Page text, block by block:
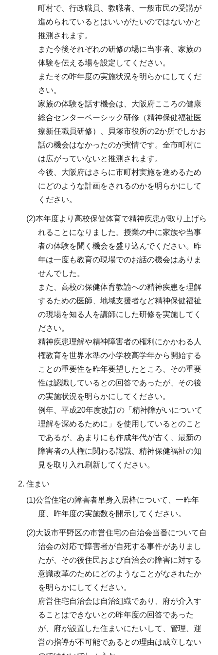
町村で、行政職員、教職者、一般市民の受講が
進められているとはいいがたいのではないかと
推測されます。
また今後それぞれの研修の場に当事者、家族の
体験を伝える場を設定してください。
またその昨年度の実施状況を明らかにしてくだ
さい。
家族の体験を話す機会は、大阪府こころの健康
総合センターベーシック研修（精神保健福祉医
療新任職員研修）、貝塚市役所の2か所でしかお
話の機会はなかったのが実情です。全市町村に
は広がっていないと推測されます。
今後、大阪府はさらに市町村実施を進めるため
にどのような計画をされるのかを明らかにして
ください。
(2)本年度より高校保健体育で精神疾患が取り上げら
れることになりました。授業の中に家族や当事
者の体験を聞く機会を盛り込んでください。昨
年は一度も教育の現場でのお話の機会はありま
せんでした。
また、高校の保健体育教諭への精神疾患を理解
するための医師、地域支援者など精神保健福祉
の現場を知る人を講師にした研修を実施してく
ださい。
精神疾患理解や精神障害者の権利にかかわる人
権教育を世界水準の小学校高学年から開始する
ことの重要性を昨年要望したところ、その重要
性は認識しているとの回答であったが、その後
の実施状況を明らかにしてください。
例年、平成20年度改訂の「精神障がいについて
理解を深めるために」を使用しているとのこと
であるが、あまりにも作成年代が古く、最新の
障害者の人権に関わる認識、精神保健福祉の知
見を取り入れ刷新してください。
住まい
(1)公営住宅の障害者単身入居枠について、一昨年
度、昨年度の実施数を開示してください。
(2)大阪市平野区の市営住宅の自治会当番について自
治会の対応で障害者が自死する事件がありまし
たが、その後住民および自治会の障害に対する
意識改革のためにどのようなことがなされたか
を明らかにしてください。
府営住宅自治会は自治組織であり、府が介入す
ることはできないとの昨年度の回答であった
が、府が設置した住まいにたいして、管理、運
営の指導が不可能であるとの理由は成立しない